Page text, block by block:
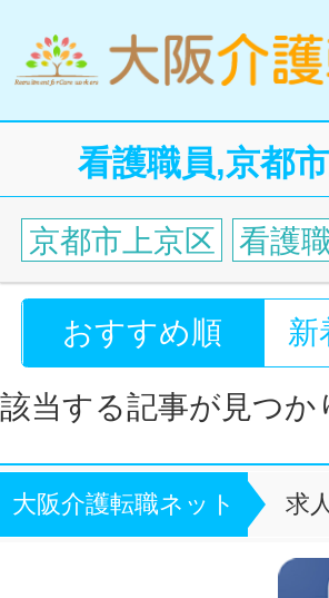
看護職員,京都
京都市上京区 看護
おすすめ順 新
該当する記事が見つ
大阪介護転職ネット 求